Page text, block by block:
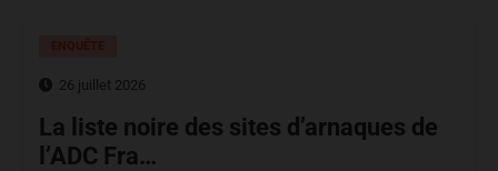
26 juillet 2026
La liste noire des sites d’arnaques de
l’ADC Fra…